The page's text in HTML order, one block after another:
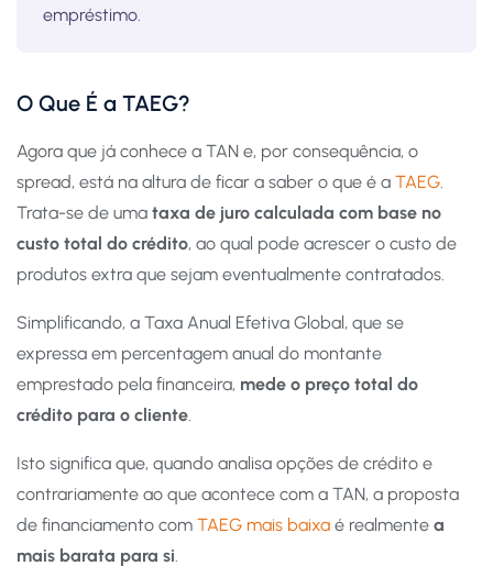
empréstimo.
O Que É a TAEG?
Agora que já conhece a TAN e, por consequência, o
spread, está na altura de ficar a saber o que é a TAEG.
Trata-se de uma taxa de juro calculada com base no
custo total do crédito, ao qual pode acrescer o custo de
produtos extra que sejam eventualmente contratados.
Simplificando, a Taxa Anual Efetiva Global, que se
expressa em percentagem anual do montante
emprestado pela financeira, mede o preço total do
crédito para o cliente.
Isto significa que, quando analisa opções de crédito e
contrariamente ao que acontece com a TAN, a proposta
de financiamento com TAEG mais baixa é realmente a
mais barata para si.